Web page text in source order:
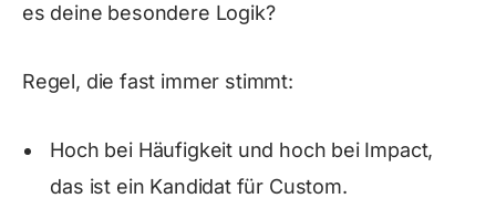
es deine besondere Logik?
Regel, die fast immer stimmt:
Hoch bei Häufigkeit und hoch bei Impact,
das ist ein Kandidat für Custom.